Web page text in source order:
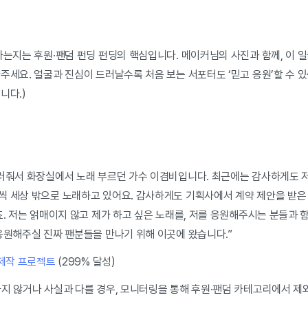
는지는 후원·팬덤 펀딩 펀딩의 핵심입니다. 메이커님의 사진과 함께, 이
세요. 얼굴과 진심이 드러날수록 처음 보는 서포터도 ‘믿고 응원’할 수
다.)
줘서 화장실에서 노래 부르던 가수 이겸비입니다. 최근에는 감사하게도
세상 밖으로 노래하고 있어요. 감사하게도 기획사에서 계약 제안을 받
저는 얽매이지 않고 제가 하고 싶은 노래를, 저를 응원해주시는 분들과
해주실 진짜 팬분들을 만나기 위해 이곳에 왔습니다.”
작 프로젝트 (299% 달성)
않거나 사실과 다를 경우, 모니터링을 통해 후원·팬덤 카테고리에서 제